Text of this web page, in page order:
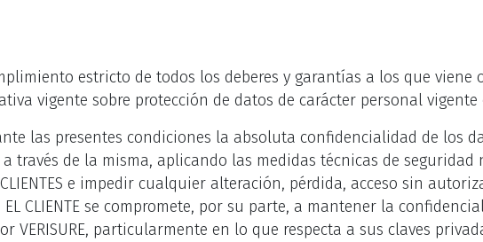
estricto de todos los deberes y garantías a los que
vigente sobre protección de datos de carácter personal
las presentes condiciones la absoluta confidencialidad de los
a través de la misma, aplicando las medidas técnicas de seguridad
e impedir cualquier alteración, pérdida, acceso sin
CLIENTE se compromete, por su parte, a mantener la
VERISURE, particularmente en lo que respecta a sus claves